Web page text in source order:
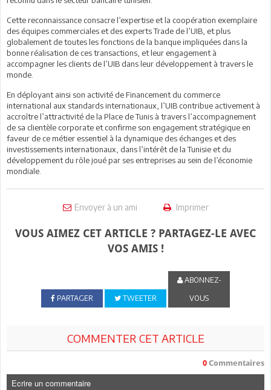
Cette reconnaissance consacre l’expertise et la coopération exemplaire
des équipes commerciales et des experts Trade de l’UIB, et plus
globalement de toutes les fonctions de la banque impliquées dans la
bonne réalisation de ces transactions, et leur engagement à
accompagner les clients de l’UIB dans leur développement à travers le
monde.
En déployant ainsi son activité de Financement du commerce
international aux standards internationaux, l’UIB contribue activement à
accroître l’attractivité de la Place de Tunis à travers l’accompagnement
de sa clientèle corporate et confirme son engagement stratégique en
faveur de ce métier essentiel à la dynamique des échanges et des
investissements internationaux, dans l’intérêt de la Tunisie et du
développement du rôle joué par ses entreprises au sein de l’économie
mondiale.
Envoyer à un ami Imprimer
VOUS AIMEZ CET ARTICLE ? PARTAGEZ-LE AVEC
VOS AMIS !
PARTAGER TWEETER
ABONNEZ-
VOUS
COMMENTER CET ARTICLE
0 Commentaires
Ecrire un commentaire